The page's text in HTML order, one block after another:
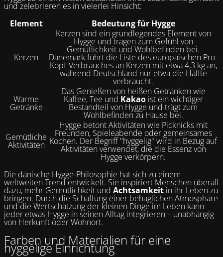
und zelebrieren es in vielerlei Hinsicht:
Element
Bedeutung für Hygge
Kerzen
Kerzen sind ein grundlegendes Element von
Hygge und tragen zum Gefühl von
Gemütlichkeit und Wohlbefinden bei.
Dänemark führt die Liste des europäischen Pro-
Kopf-Verbrauches an Kerzen mit etwa 4,3 kg an,
während Deutschland nur etwa die Hälfte
verbraucht.
Warme
Getränke
Das Genießen von heißen Getränken wie
Kaffee, Tee und Kakaoist ein wichtiger
Bestandteil von Hygge und trägt zum
Wohlbefinden zu Hause bei.
Gemütliche
Aktivitäten
Hygge betont Aktivitäten wie Picknicks mit
Freunden, Spieleabende oder gemeinsames
Kochen. Der Begriff "hyggelig" wird in Bezug auf
Aktivitäten verwendet, die die Essenz von
Hygge verkörpern.
Die dänische Hygge-Philosophie hat sich zu einem
weltweiten Trend entwickelt. Sie inspiriert Menschen überall
dazu, mehr Gemütlichkeit und Achtsamkeit in ihr Leben zu
bringen. Durch die Schaffung einer behaglichen Atmosphäre
und die Wertschätzung der kleinen Dinge im Leben kann
jeder etwas Hygge in seinen Alltag integrieren – unabhängig
von Herkunft oder Wohnort.
Farben und Materialien für eine
hyggelige Einrichtung